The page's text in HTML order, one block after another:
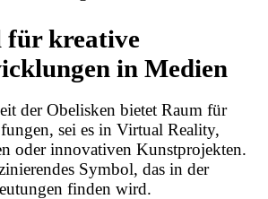
für kreative
in Medien
der Obelisken bietet Raum für
sei es in Virtual Reality,
oder innovativen Kunstprojekten.
Symbol, das in der
finden wird.